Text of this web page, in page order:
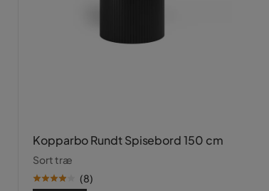
Kopparbo Rundt Spisebord 150 cm
Sort træ
(8)